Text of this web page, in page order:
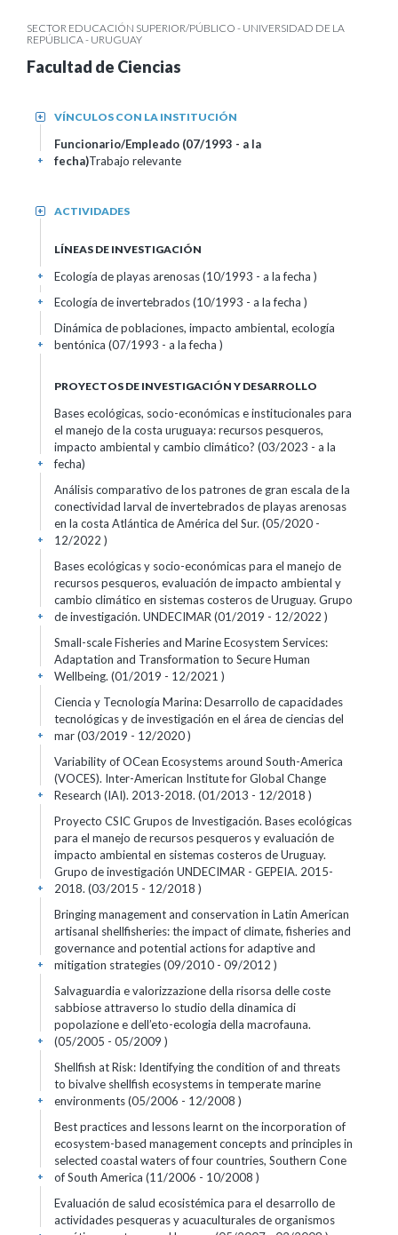
SECTOR EDUCACIÓN SUPERIOR/PÚBLICO - UNIVERSIDAD DE LA
REPÚBLICA - URUGUAY
Facultad de Ciencias
VÍNCULOS CON LA INSTITUCIÓN
+
Funcionario/Empleado (07/1993 - a la
fecha)Trabajo relevante
+
ACTIVIDADES
+
LÍNEAS DE INVESTIGACIÓN
Ecología de playas arenosas (10/1993 - a la fecha )
+
Ecología de invertebrados (10/1993 - a la fecha )
+
Dinámica de poblaciones, impacto ambiental, ecología
bentónica (07/1993 - a la fecha )
+
PROYECTOS DE INVESTIGACIÓN Y DESARROLLO
Bases ecológicas, socio-económicas e institucionales para
el manejo de la costa uruguaya: recursos pesqueros,
impacto ambiental y cambio climático? (03/2023 - a la
fecha)
+
Análisis comparativo de los patrones de gran escala de la
conectividad larval de invertebrados de playas arenosas
en la costa Atlántica de América del Sur. (05/2020 -
12/2022 )
+
Bases ecológicas y socio-económicas para el manejo de
recursos pesqueros, evaluación de impacto ambiental y
cambio climático en sistemas costeros de Uruguay. Grupo
de investigación. UNDECIMAR (01/2019 - 12/2022 )
+
Small-scale Fisheries and Marine Ecosystem Services:
Adaptation and Transformation to Secure Human
Wellbeing. (01/2019 - 12/2021 )
+
Ciencia y Tecnología Marina: Desarrollo de capacidades
tecnológicas y de investigación en el área de ciencias del
mar (03/2019 - 12/2020 )
+
Variability of OCean Ecosystems around South-America
(VOCES). Inter-American Institute for Global Change
Research (IAI). 2013-2018. (01/2013 - 12/2018 )
+
Proyecto CSIC Grupos de Investigación. Bases ecológicas
para el manejo de recursos pesqueros y evaluación de
impacto ambiental en sistemas costeros de Uruguay.
Grupo de investigación UNDECIMAR - GEPEIA. 2015-
2018. (03/2015 - 12/2018 )
+
Bringing management and conservation in Latin American
artisanal shellfisheries: the impact of climate, fisheries and
governance and potential actions for adaptive and
mitigation strategies (09/2010 - 09/2012 )
+
Salvaguardia e valorizzazione della risorsa delle coste
sabbiose attraverso lo studio della dinamica di
popolazione e dell’eto-ecologia della macrofauna.
(05/2005 - 05/2009 )
+
Shellfish at Risk: Identifying the condition of and threats
to bivalve shellfish ecosystems in temperate marine
environments (05/2006 - 12/2008 )
+
Best practices and lessons learnt on the incorporation of
ecosystem-based management concepts and principles in
selected coastal waters of four countries, Southern Cone
of South America (11/2006 - 10/2008 )
+
Evaluación de salud ecosistémica para el desarrollo de
actividades pesqueras y acuaculturales de organismos